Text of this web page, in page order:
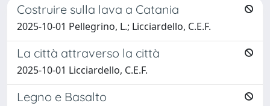
Costruire sulla lava a Catania
2025-10-01 Pellegrino, L.; Licciardello, C.E.F.
La città attraverso la città
2025-10-01 Licciardello, C.E.F.
Legno e Basalto